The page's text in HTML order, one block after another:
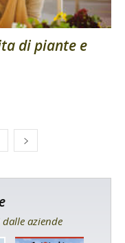
di piante e
aziende